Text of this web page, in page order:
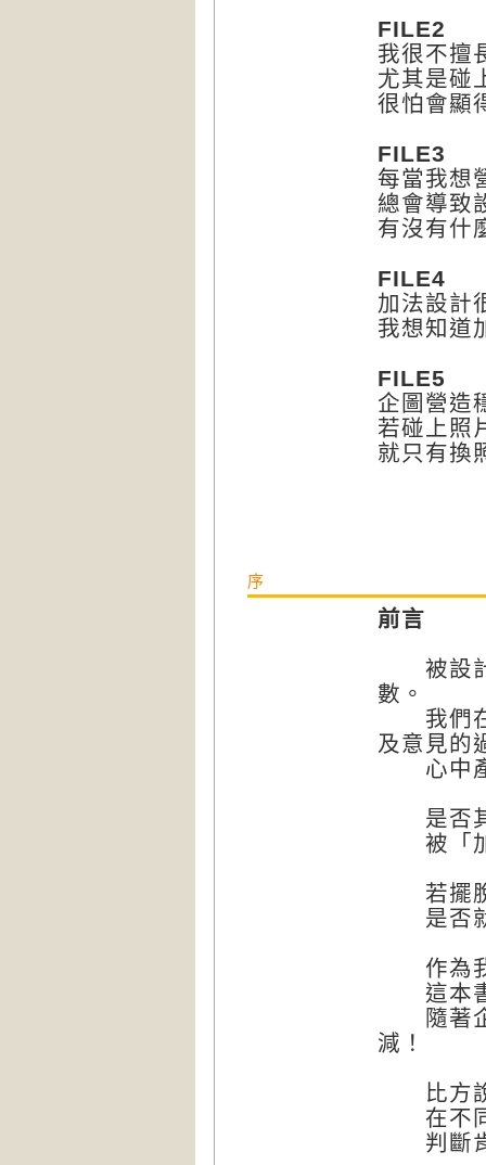
FILE2
我很不擅
尤其是碰
很怕會顯
FILE3
每當我想
總會導致
有沒有什
FILE4
加法設計
我想知道
FILE5
企圖營造
若碰上照
就只有換
序
前言
被設計
數。
我們在
及意見的
心中產
是否其
被「加
若擺脫
是否就
作為我
這本書
隨著企
減！
比方說
在不同
判斷肯